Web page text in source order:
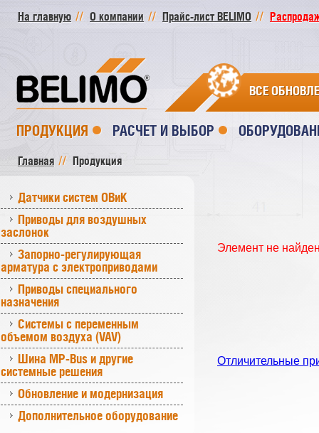
На главную О компании Прайс-лист BELIMO
ВСЕ
ПРОДУКЦИЯ РАСЧЕТ И ВЫБОР
Главная Продукция
Датчики систем ОВиК
Приводы для воздушных
заслонок
Запорно-регулирующая
арматура с электроприводами
Приводы специального
назначения
Системы с переменным
объемом воздуха (VAV)
Шина MP-Bus и другие
системные решения
Обновление и модернизация
Дополнительное оборудование
Элемент не
Отличительные